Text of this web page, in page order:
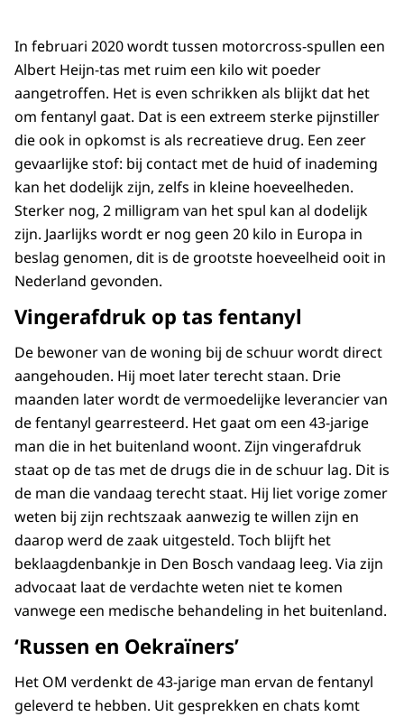
In februari 2020 wordt tussen motorcross-spullen een
Albert Heijn-tas met ruim een kilo wit poeder
aangetroffen. Het is even schrikken als blijkt dat het
om fentanyl gaat. Dat is een extreem sterke pijnstiller
die ook in opkomst is als recreatieve drug. Een zeer
gevaarlijke stof: bij contact met de huid of inademing
kan het dodelijk zijn, zelfs in kleine hoeveelheden.
Sterker nog, 2 milligram van het spul kan al dodelijk
zijn. Jaarlijks wordt er nog geen 20 kilo in Europa in
beslag genomen, dit is de grootste hoeveelheid ooit in
Nederland gevonden.
Vingerafdruk op tas fentanyl
De bewoner van de woning bij de schuur wordt direct
aangehouden. Hij moet later terecht staan. Drie
maanden later wordt de vermoedelijke leverancier van
de fentanyl gearresteerd. Het gaat om een 43-jarige
man die in het buitenland woont. Zijn vingerafdruk
staat op de tas met de drugs die in de schuur lag. Dit is
de man die vandaag terecht staat. Hij liet vorige zomer
weten bij zijn rechtszaak aanwezig te willen zijn en
daarop werd de zaak uitgesteld. Toch blijft het
beklaagdenbankje in Den Bosch vandaag leeg. Via zijn
advocaat laat de verdachte weten niet te komen
vanwege een medische behandeling in het buitenland.
‘Russen en Oekraïners’
Het OM verdenkt de 43-jarige man ervan de fentanyl
geleverd te hebben. Uit gesprekken en chats komt